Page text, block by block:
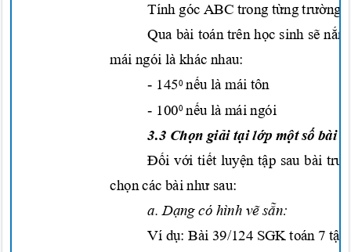
Tính góc ABC trongtừng trường
Qua bài toán trênhọc sinh sẽ
mái ngói là khác nhau:
- 1450nếulà mái tôn
- 1000nếu là mái ngói
3.3 Chọn giải tại lớp một sốbài
Đối với tiết luyện tập sau bài
chọncác bài như sau:
a.Dạngcó hình vẽ sẵn:
Ví dụ:Bài 39/124 SGK toán 7tập